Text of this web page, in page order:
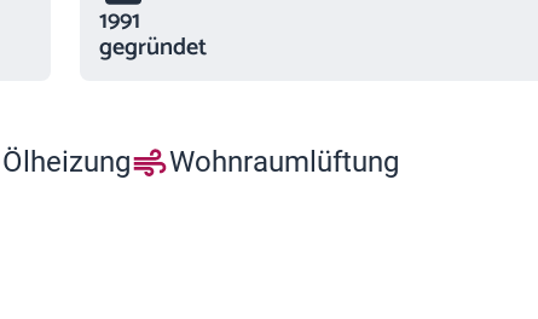
1991
gegründet
Ölheizung
Wohnraumlüftung